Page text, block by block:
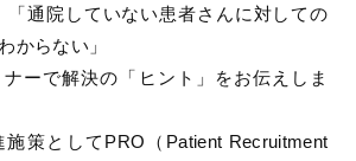
「通院していない患者さんに対しての
からない」
ーで解決の「ヒント」をお伝えしま
策としてPRO（Patient Recruitment